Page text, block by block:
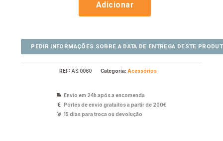
Adicionar
REF: AS.0060 Categoria: Acessórios
Envio em 24h após a encomenda
Portes de envio gratuitos a partir de 200€
15 dias para troca ou devolução